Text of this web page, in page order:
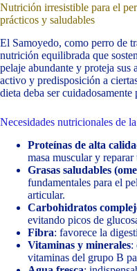
Nutrición irresistible para el
prácticos y saludables
El Samoyedo, como perro de
nutrición equilibrada que
pelaje abundante y proteja sus
activo y predisposición a
dieta deba ser cuidadosamente
Necesidades nutricionales de
Proteínas de alta
masa muscular y reparar
Grasas saludables
fundamentales para el
articular.
Carbohidratos
evitando picos de
Fibra: favorece la
Vitaminas y minerales:
vitaminas del grupo B